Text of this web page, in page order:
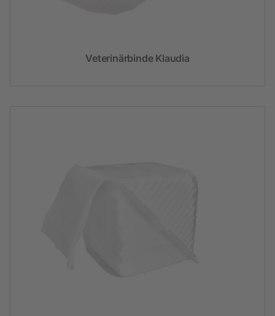
Veterinärbinde Klaudia